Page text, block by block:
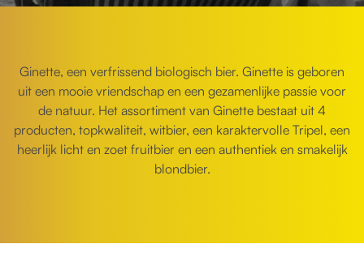
Ginette, een verfrissend biologisch bier. Ginette is geboren
uit een mooie vriendschap en een gezamenlijke passie voor
de natuur. Het assortiment van Ginette bestaat uit 4
producten, topkwaliteit, witbier, een karaktervolle Tripel, een
heerlijk licht en zoet fruitbier en een authentiek en smakelijk
blondbier.